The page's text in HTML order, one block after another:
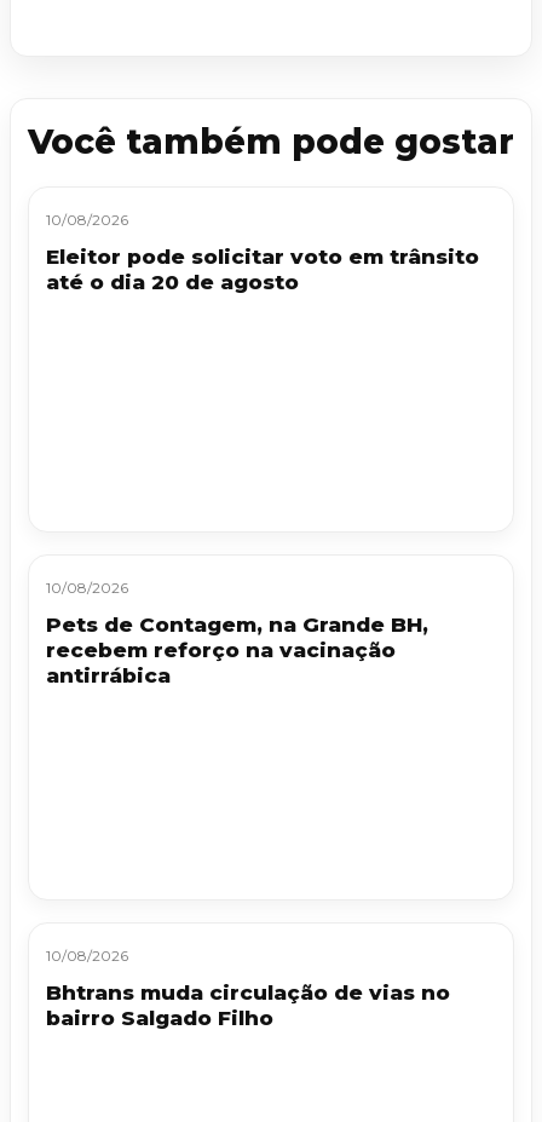
Você também pode gostar
10/08/2026
Eleitor pode solicitar voto em trânsito
até o dia 20 de agosto
10/08/2026
Pets de Contagem, na Grande BH,
recebem reforço na vacinação
antirrábica
10/08/2026
Bhtrans muda circulação de vias no
bairro Salgado Filho